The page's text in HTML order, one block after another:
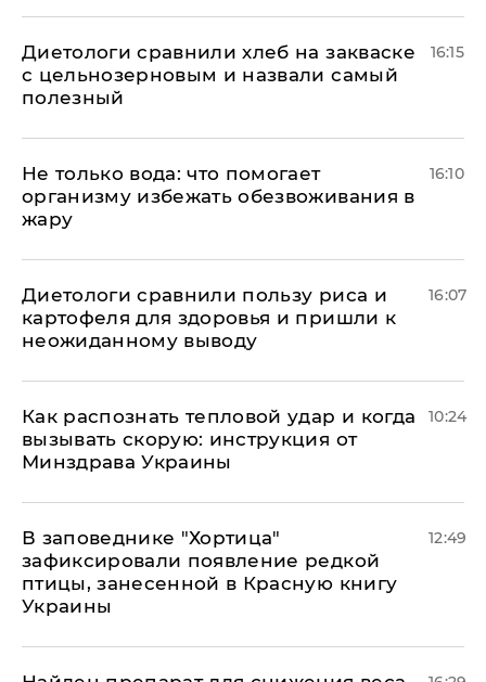
Диетологи сравнили хлеб на закваске
с цельнозерновым и назвали самый
полезный
16:15
Не только вода: что помогает
организму избежать обезвоживания в
жару
16:10
Диетологи сравнили пользу риса и
картофеля для здоровья и пришли к
неожиданному выводу
16:07
Как распознать тепловой удар и когда
вызывать скорую: инструкция от
Минздрава Украины
10:24
В заповеднике "Хортица"
зафиксировали появление редкой
птицы, занесенной в Красную книгу
Украины
12:49